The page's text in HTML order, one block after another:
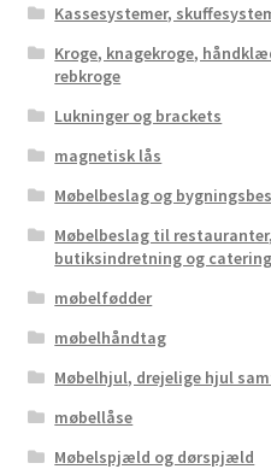
Kassesystemer,
Kroge, knagekroge,
rebkroge
Lukninger og brackets
magnetisk lås
Møbelbeslag og
Møbelbeslag til
butiksindretning og catering
møbelfødder
møbelhåndtag
Møbelhjul, drejelige hjul
møbellåse
Møbelspjæld og dørspjæld